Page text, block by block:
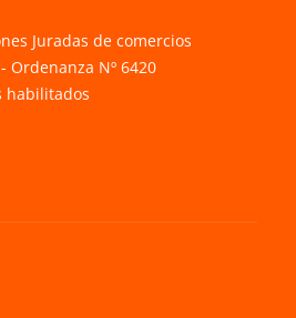
Juradas de comercios
Ordenanza Nº 6420
habilitados